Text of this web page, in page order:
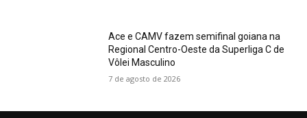
Ace e CAMV fazem semifinal goiana na
Regional Centro-Oeste da Superliga C de
Vôlei Masculino
7 de agosto de 2026